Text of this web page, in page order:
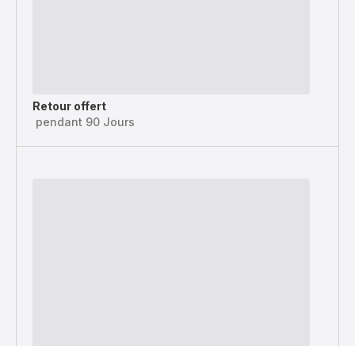
Retour offert
pendant 90 Jours